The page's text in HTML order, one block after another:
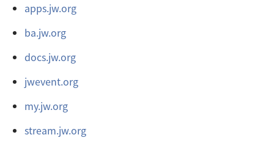
apps.jw.org
ba.jw.org
docs.jw.org
jwevent.org
my.jw.org
stream.jw.org